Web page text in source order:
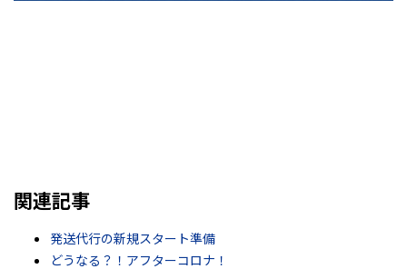
関連記事
発送代行の新規スタート準備
どうなる？！アフターコロナ！